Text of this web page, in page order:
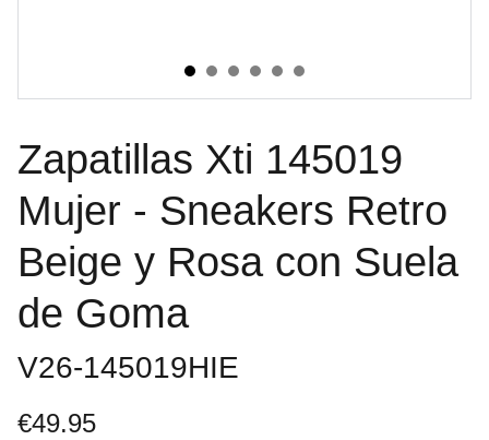
Zapatillas Xti 145019
Mujer - Sneakers Retro
Beige y Rosa con Suela
de Goma
V26-145019HIE
€49.95